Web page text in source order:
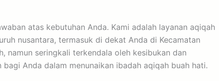
atas kebutuhan Anda. Kami adalah layanan aqiqah
nusantara, termasuk di dekat Anda di Kecamatan
namun seringkali terkendala oleh kesibukan dan
Anda dalam menunaikan ibadah aqiqah buah hati.